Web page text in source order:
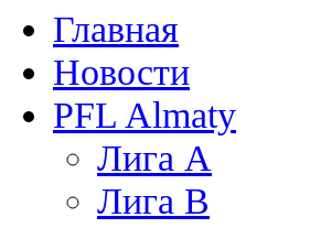
Главная
Новости
PFL Almaty
Лига A
Лига В